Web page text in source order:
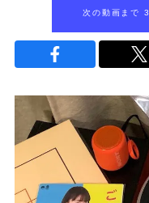
次の動画まで 2